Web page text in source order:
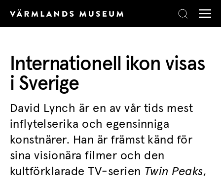
Internationell ikon visas
i Sverige
David Lynch är en av vår tids mest
inflytelserika och egensinniga
konstnärer. Han är främst känd för
sina visionära filmer och den
kultförklarade TV-serien Twin Peaks,